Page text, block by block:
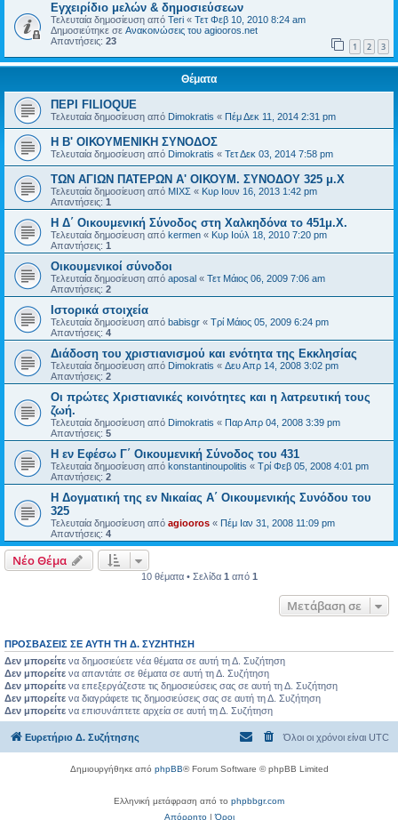
Εγχειρίδιο μελών & δημοσιεύσεων
Τελευταία δημοσίευση από Teri « Τετ Φεβ 10, 2010 8:24 am
Δημοσιεύτηκε σε Ανακοινώσεις του agiooros.net
Απαντήσεις: 23 1 2 3
Θέματα
ΠΕΡΙ FILIOQUE
Τελευταία δημοσίευση από Dimokratis « Πέμ Δεκ 11, 2014 2:31 pm
Η Β' ΟΙΚΟΥΜΕΝΙΚΗ ΣΥΝΟΔΟΣ
Τελευταία δημοσίευση από Dimokratis « Τετ Δεκ 03, 2014 7:58 pm
ΤΩΝ ΑΓΙΩΝ ΠΑΤΕΡΩΝ Α' ΟΙΚΟΥΜ. ΣΥΝΟΔΟΥ 325 μ.Χ
Τελευταία δημοσίευση από ΜΙΧΣ « Κυρ Ιουν 16, 2013 1:42 pm
Απαντήσεις: 1
Η Δ΄ Οικουμενική Σύνοδος στη Χαλκηδόνα το 451μ.Χ.
Τελευταία δημοσίευση από kermen « Κυρ Ιούλ 18, 2010 7:20 pm
Απαντήσεις: 1
Οικουμενικοί σύνοδοι
Τελευταία δημοσίευση από aposal « Τετ Μάιος 06, 2009 7:06 am
Απαντήσεις: 2
Ιστορικά στοιχεία
Τελευταία δημοσίευση από babisgr « Τρί Μάιος 05, 2009 6:24 pm
Απαντήσεις: 4
Διάδοση του χριστιανισμού και ενότητα της Εκκλησίας
Τελευταία δημοσίευση από Dimokratis « Δευ Απρ 14, 2008 3:02 pm
Απαντήσεις: 2
Οι πρώτες Χριστιανικές κοινότητες και η λατρευτική τους
ζωή.
Τελευταία δημοσίευση από Dimokratis « Παρ Απρ 04, 2008 3:39 pm
Απαντήσεις: 5
Η εν Εφέσω Γ΄ Οικουμενική Σύνοδος του 431
Τελευταία δημοσίευση από konstantinoupolitis « Τρί Φεβ 05, 2008 4:01 pm
Απαντήσεις: 2
Η Δογματική της εν Νικαίας Α΄ Οικουμενικής Συνόδου του
325
Τελευταία δημοσίευση από agiooros « Πέμ Ιαν 31, 2008 11:09 pm
Απαντήσεις: 4
Νέο Θέμα
10 θέματα • Σελίδα 1 από 1
Μετάβαση σε
ΠΡΟΣΒΆΣΕΙΣ ΣΕ ΑΥΤΉ ΤΗ Δ. ΣΥΖΉΤΗΣΗ
Δεν μπορείτε να δημοσιεύετε νέα θέματα σε αυτή τη Δ. Συζήτηση
Δεν μπορείτε να απαντάτε σε θέματα σε αυτή τη Δ. Συζήτηση
Δεν μπορείτε να επεξεργάζεστε τις δημοσιεύσεις σας σε αυτή τη Δ. Συζήτηση
Δεν μπορείτε να διαγράφετε τις δημοσιεύσεις σας σε αυτή τη Δ. Συζήτηση
Δεν μπορείτε να επισυνάπτετε αρχεία σε αυτή τη Δ. Συζήτηση
Ευρετήριο Δ. Συζήτησης Όλοι οι χρόνοι είναι UTC
Δημιουργήθηκε από phpBB® Forum Software © phpBB Limited
Ελληνική μετάφραση από το phpbbgr.com
Απόρρητο|Όροι